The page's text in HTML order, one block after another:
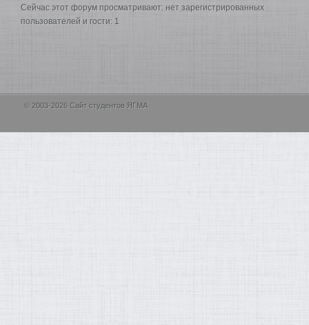
Сейчас этот форум просматривают: нет зарегистрированных
пользователей и гости: 1
© 2003-2026 Сайт студентов ЯГМА